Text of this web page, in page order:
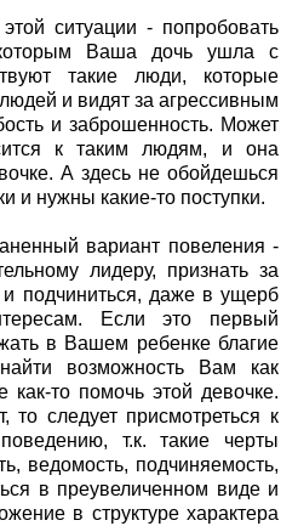
ситуации - попробовать
Ваша дочь ушла с
такие люди, которые
и видят за агрессивным
и заброшенность. Может
к таким людям, и она
А здесь не обойдешься
и нужны какие-то поступки.
вариант повеления -
лидеру, признать за
подчиниться, даже в ущерб
Если это первый
в Вашем ребенке благие
возможность Вам как
как-то помочь этой девочке.
то следует присмотреться к
т.к. такие черты
ведомость, подчиняемость,
в преувеличенном виде и
в структуре характера